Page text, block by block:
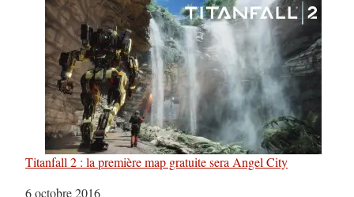
Titanfall 2 : la première map gratuite sera Angel City
Date
6 octobre 2016